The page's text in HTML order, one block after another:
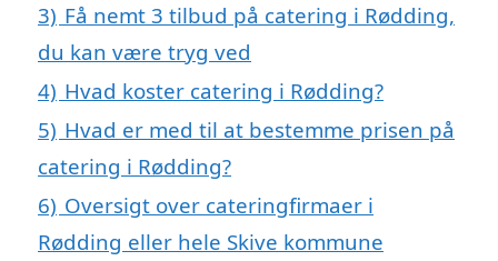
3) Få nemt 3 tilbud på catering i Rødding,
du kan være tryg ved
4) Hvad koster catering i Rødding?
5) Hvad er med til at bestemme prisen på
catering i Rødding?
6) Oversigt over cateringfirmaer i
Rødding eller hele Skive kommune